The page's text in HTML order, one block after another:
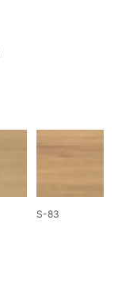
S-83